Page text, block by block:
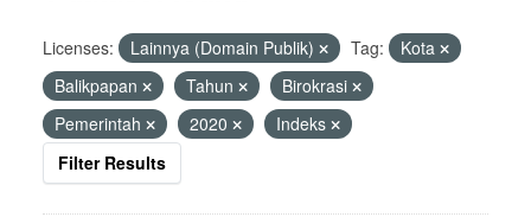
Licenses: Lainnya (Domain Publik) Tag:
Kota
Balikpapan
Tahun
Birokrasi
Pemerintah
2020
Indeks
Filter Results